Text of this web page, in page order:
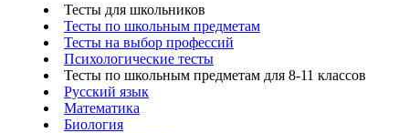
Тесты для школьников
Тесты по школьным предметам
Тесты на выбор профессий
Психологические тесты
Тесты по школьным предметам для 8-11 классов
Русский язык
Математика
Биология